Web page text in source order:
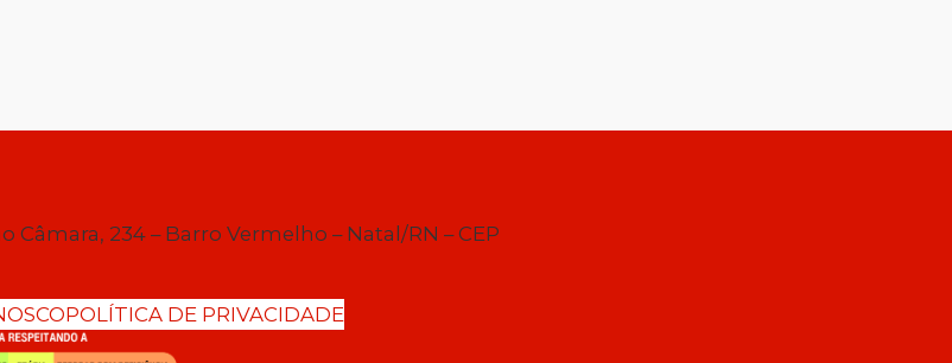
Câmara, 234 – Barro Vermelho – Natal/RN – CEP
POLÍTICA DE PRIVACIDADE